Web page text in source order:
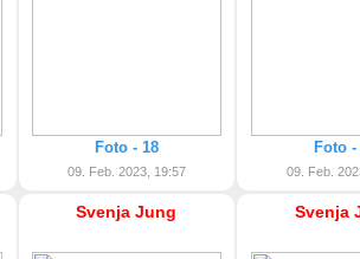
Foto - 18
09. Feb. 2023, 19:57
Foto -
09. Feb.
Svenja Jung Svenja